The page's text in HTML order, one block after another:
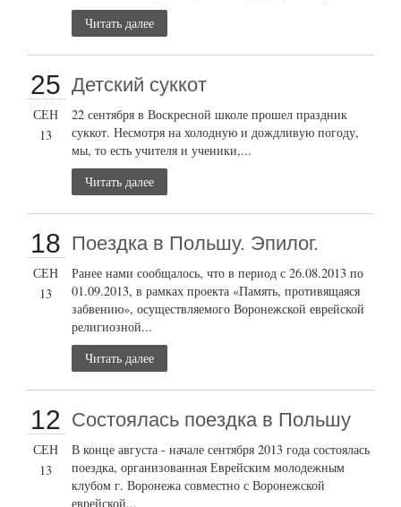
Читать далее
25
СЕН
13
Детский суккот
22 сентября в Воскресной школе прошел праздник
суккот. Несмотря на холодную и дождливую погоду,
мы, то есть учителя и ученики,...
Читать далее
18
СЕН
13
Поездка в Польшу. Эпилог.
Ранее нами сообщалось, что в период с 26.08.2013 по
01.09.2013, в рамках проекта «Память, противящаяся
забвению», осуществляемого Воронежской еврейской
религиозной...
Читать далее
12
СЕН
13
Состоялась поездка в Польшу
В конце августа - начале сентября 2013 года состоялась
поездка, организованная Еврейским молодежным
клубом г. Воронежа совместно с Воронежской
еврейской...